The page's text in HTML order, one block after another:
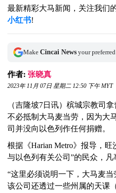
最新精彩大马新闻，关注我们
小红书!
Make Cincai News your
作者: 张晓真
2023年 11月 07日 星期二 12:50 下午 MYT
（吉隆坡7日讯）槟城宗教司
不必抵制大马麦当劳，因为大
司并没向以色列作任何捐赠。
根据《Harian Metro》报导，
与以色列有关公司”的民众，凡
“这里必须说明一下，大马麦
该公司还透过一些州属的天课